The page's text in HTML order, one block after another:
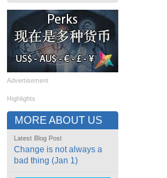
Advertisement
Highlights
MORE ABOUT US
Latest Blog Post
Change is not always a
bad thing (Jan 1)